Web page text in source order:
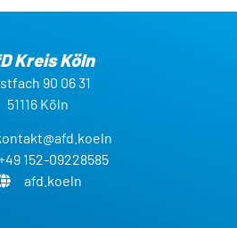
Kreis Köln
90 06 31
51116 Köln
152-09228585
afd.koeln